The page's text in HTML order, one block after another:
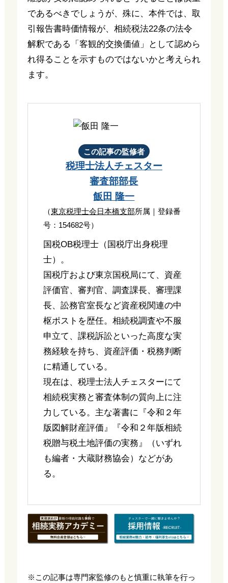
であるべきでしょうが、殊に、本件では、取
引報告書時価情報が、相続税法22条の法令
解釈である「客観的交換価値」として認めら
れ得ることを示すものではないかと考えられ
ます。
この記事の監修者
税理士法人チェスター
審査部部長
飯田 隆一
（東京税理士会日本橋支部所属｜登録番
号：154682号）
国税OB税理士（国税庁出身税理
士）。
国税庁および東京国税局にて、資産
評価官、審判官、調査課長、審理課
長、訟務官室長など資産税関連の中
枢ポストを歴任。相続税調査や不服
申立て、課税訴訟といった高度な実
務経験を持ち、資産評価・税務判断
に精通している。
現在は、税理士法人チェスターにて
相続税実務と審査体制の質向上に注
力している。主な著書に『令和２年
版図解財産評価』『令和２年版相続
税贈与税土地評価の実務』（いずれ
も編者・大蔵財務協会）などがあ
る。
※この記事は専門家監修のもと慎重に執筆を行っ